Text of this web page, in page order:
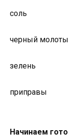
соль
черный
зелень
приправы
Начинаем